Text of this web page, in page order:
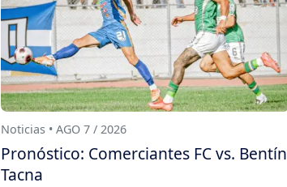
Noticias • AGO 7 / 2026
Pronóstico: Comerciantes FC vs. Bentín
Tacna